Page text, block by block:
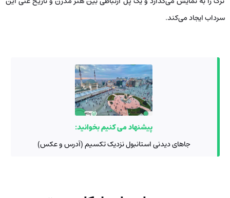
سرداب ایجاد می‌کند.
پیشنهاد می کنیم بخوانید:
جاهای دیدنی استانبول نزدیک تکسیم (آدرس و عکس)